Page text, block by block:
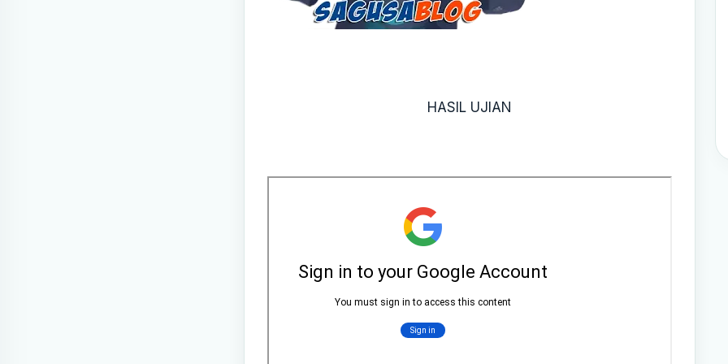
HASIL UJIAN